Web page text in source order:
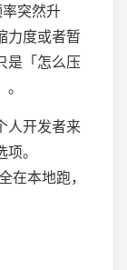
突然升
力度或者暂
是「怎么压
人开发者来
。
在本地跑，